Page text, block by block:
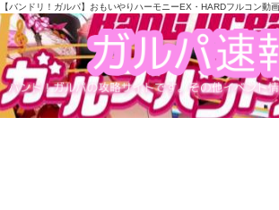
【バンドリ！ガルパ】おもいやりハーモニーEX・HARDフルコン動